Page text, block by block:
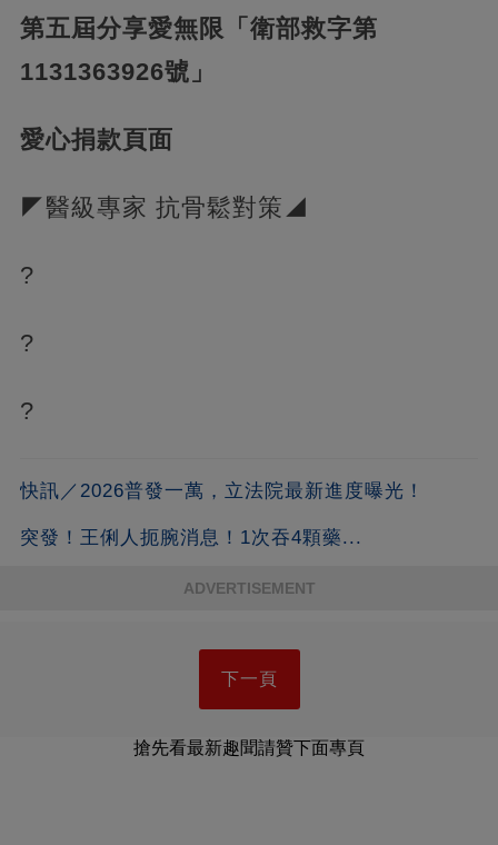
第五屆分享愛無限「衛部救字第
1131363926號」
愛心捐款頁面
◤醫級專家 抗骨鬆對策◢
?
?
?
快訊／2026普發一萬，立法院最新進度曝光！
突發！王俐人扼腕消息！1次吞4顆藥...
ADVERTISEMENT
下一頁
搶先看最新趣聞請贊下面專頁